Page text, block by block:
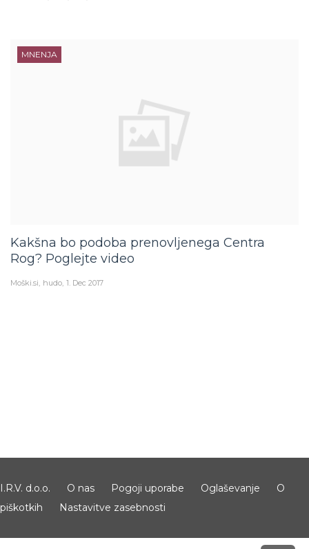
MNENJA
Kakšna bo podoba prenovljenega Centra
Rog? Poglejte video
Moški.si hudo 1. Dec 2017
I.R.V. d.o.o. O nas Pogoji uporabe Oglaševanje
O
piškotkih
Nastavitve zasebnosti